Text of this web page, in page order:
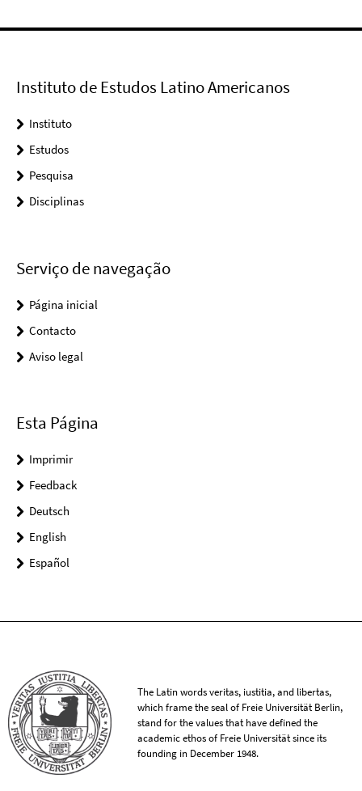
Instituto de Estudos Latino Americanos
Instituto
Estudos
Pesquisa
Disciplinas
Serviço de navegação
Página inicial
Contacto
Aviso legal
Esta Página
Imprimir
Feedback
Deutsch
English
Español
The Latin words veritas, iustitia, and libertas,
which frame the seal of Freie Universität Berlin,
stand for the values that have defined the
academic ethos of Freie Universität since its
founding in December 1948.